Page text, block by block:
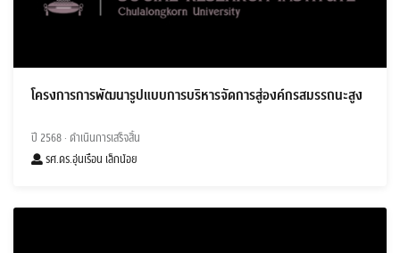
โครงการการพัฒนารูปแบบการบริหารจัดการสู่องค์กรสมรรถนะสูง
ปี 2568 · ดำเนินการเสร็จสิ้น
รศ.ดร.อุ่นเรือน เล็กน้อย